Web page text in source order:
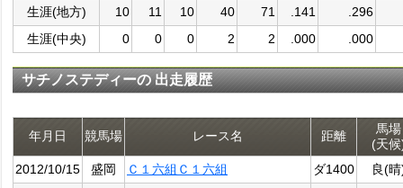
生涯(地方)
10 11 10 40 71 .141
.296
生涯(中央)
0 0 0 2 2 .000 .000
サチノステディーの 出走履歴
年月日 競馬場 レース名 距離
馬場
(天
2012/10/15
盛岡 Ｃ１六組Ｃ１六組 ダ1400 良(